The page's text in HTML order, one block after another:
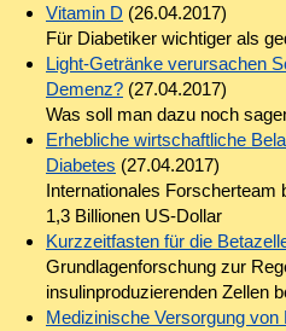
Vitamin D (26.04.2017)
Für Diabetiker wichtiger als
Light-Getränke verursachen
Demenz?(27.04.2017)
Was soll man dazu noch
Erhebliche wirtschaftliche
Diabetes (27.04.2017)
Internationales Forscherteam
1,3 Billionen US-Dollar
Kurzzeitfasten für die
Grundlagenforschung zur
insulinproduzierenden Zellen
Medizinische Versorgung von